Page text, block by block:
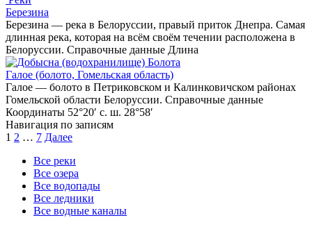
Березина
Березина — река в Белоруссии, правый приток Днепра. Самая
длинная река, которая на всём своём течении расположена в
Белоруссии. Справочные данные Длина
Болота
Галое (болото, Гомельская область)
Галое — болото в Петриковском и Калинковичском районах
Гомельской области Белоруссии. Справочные данные
Координаты 52°20′ с. ш. 28°58′
Навигация по записям
1 2 … 7 Далее
Все реки
Все озера
Все водопады
Все ледники
Все водные каналы